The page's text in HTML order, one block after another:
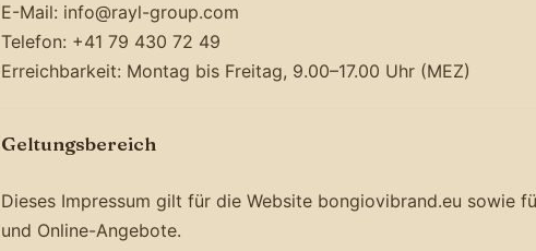
E-Mail: info@rayl-group.com
Telefon: +41 79 430 72 49
Erreichbarkeit: Montag bis Freitag, 9.00–17.00 Uhr (MEZ)
Geltungsbereich
Dieses Impressum gilt für die Website bongiovibrand.eu sowie
und Online-Angebote.